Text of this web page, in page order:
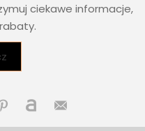
ciekawe informacje,